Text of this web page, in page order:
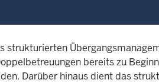
strukturierten
bereits zu
Darüber hinaus dient das